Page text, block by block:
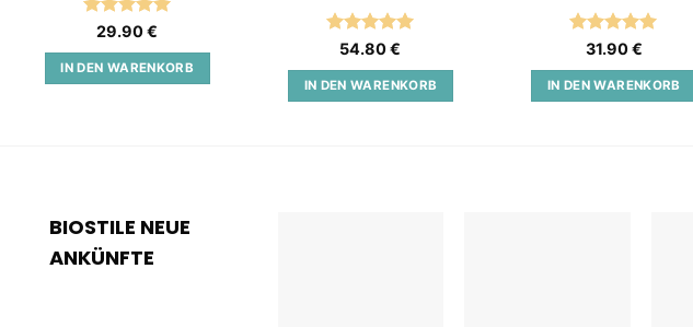
Bewertet
5
29.90€
IN DEN WARENKORB
Bewertet
5
54.80€
IN DEN WARENKORB
Bewertet
5
31.90€
IN DEN WARENKORB
BIOSTILE NEUE
ANKÜNFTE